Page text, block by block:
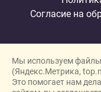
Согласие на
Мы используем файлы
(Яндекс.Метрика,
Это помогает нам